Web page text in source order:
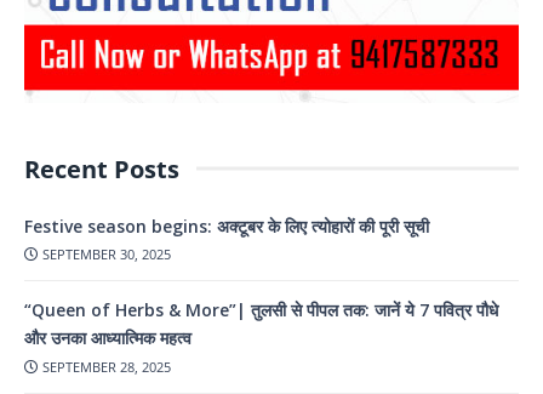
Recent Posts
Festive season begins: अक्टूबर के लिए त्योहारों की पूरी सूची
SEPTEMBER 30, 2025
“Queen of Herbs & More”| तुलसी से पीपल तक: जानें ये 7 पवित्र पौधे
और उनका आध्यात्मिक महत्व
SEPTEMBER 28, 2025